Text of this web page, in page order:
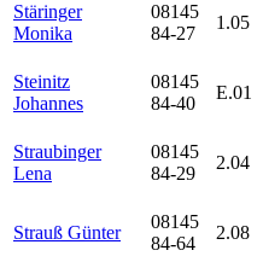
Stäringer
Monika
08145
84-27
1.05
Steinitz
Johannes
08145
84-40
E.01
Straubinger
Lena
08145
84-29
2.04
Strauß Günter
08145
84-64
2.08